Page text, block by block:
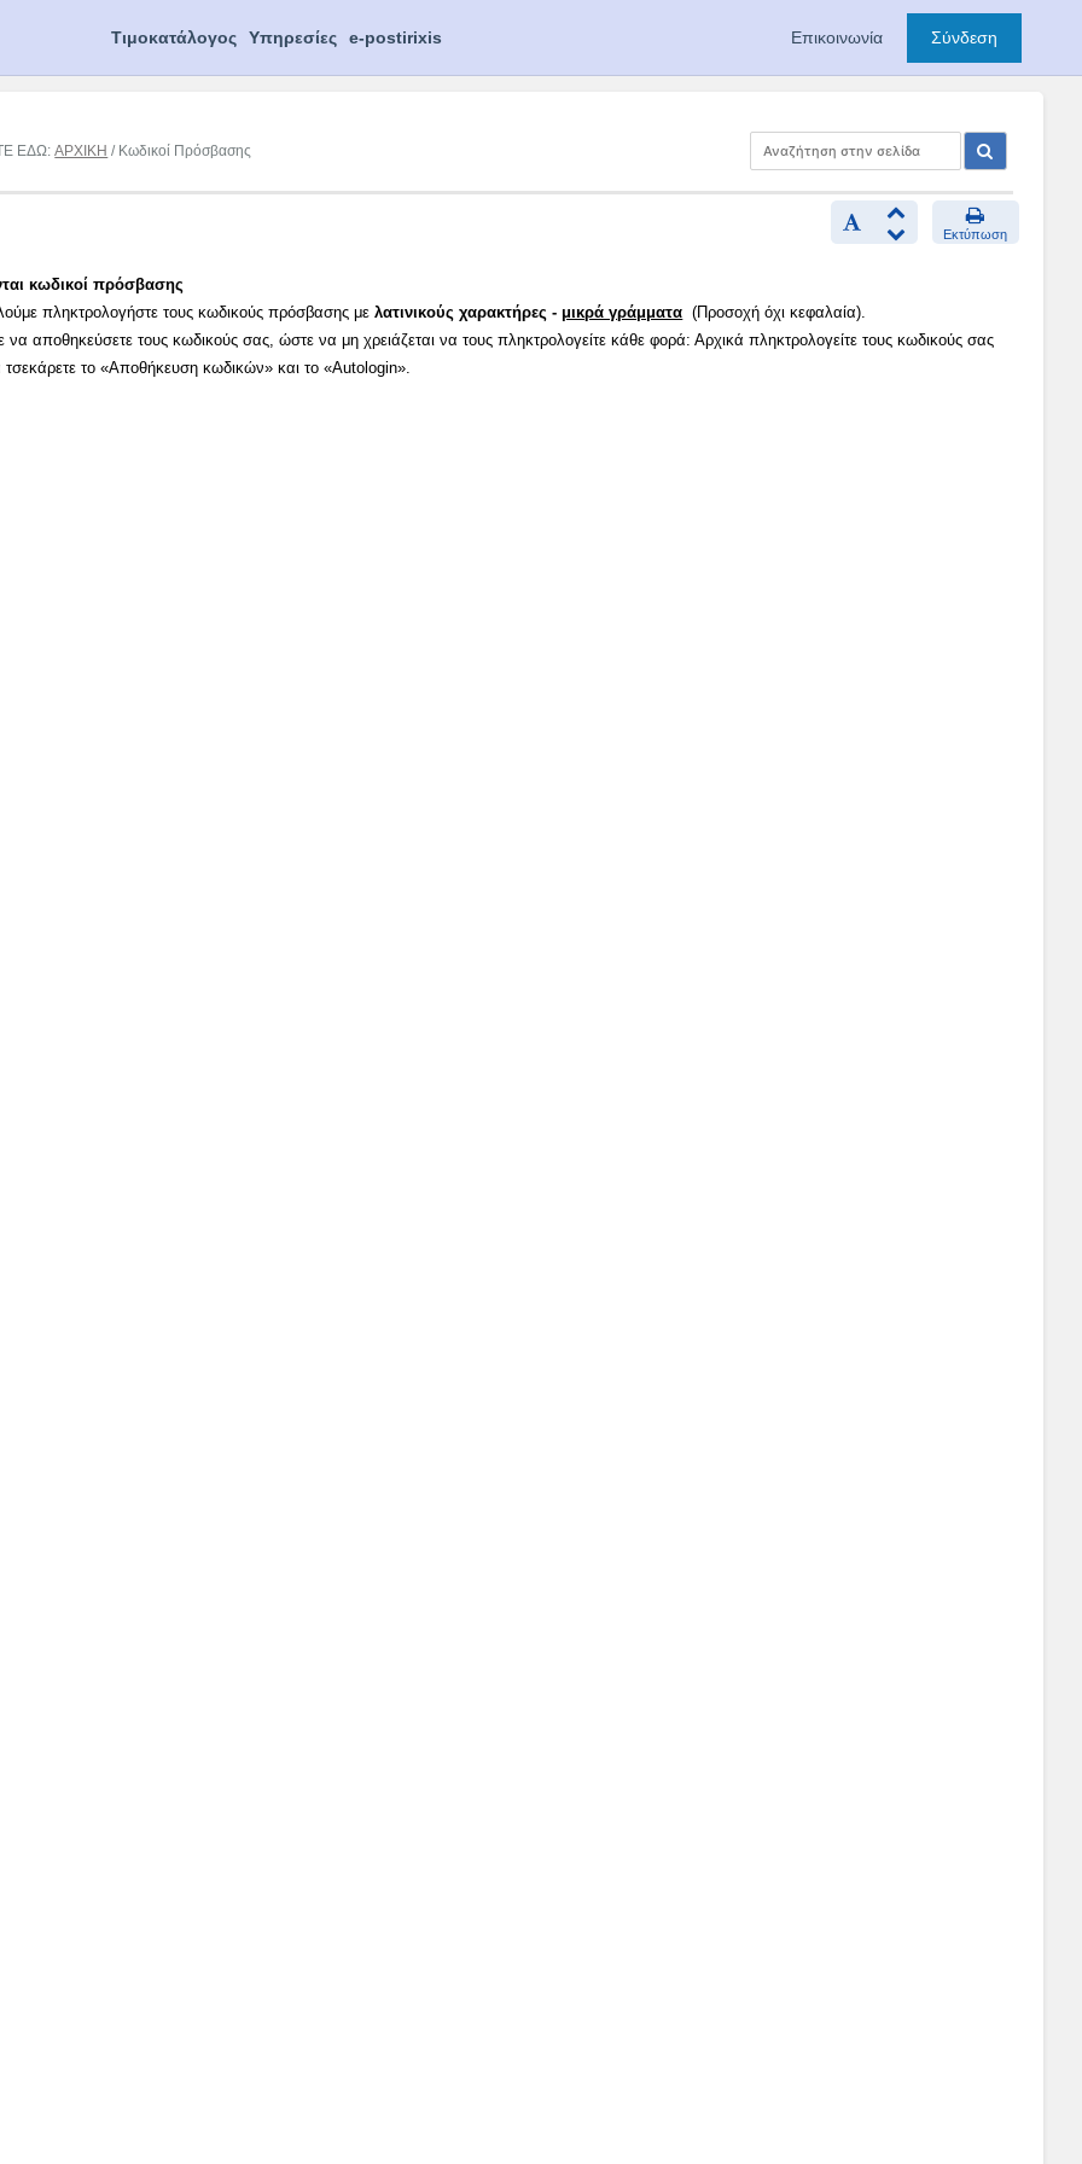
Τιμοκατάλογος Υπηρεσίες e-postirixis Επικοινωνία Σύνδεση
ΕΔΩ:ΑΡΧΙΚΗ / Κωδικοί Πρόσβασης
Εκτύπωση
κωδικοί πρόσβασης
πληκτρολογήστε τους κωδικούς πρόσβασης μελατινικούς χαρακτήρες - μικρά γράμματα (Προσοχή όχι κεφαλαία).
να αποθηκεύσετε τους κωδικούς σας, ώστε να μη χρειάζεται να τους πληκτρολογείτε κάθε φορά: Αρχικά πληκτρολογείτε τους κωδικούς σας
τσεκάρετε το «Αποθήκευση κωδικών» και το «Autologin».